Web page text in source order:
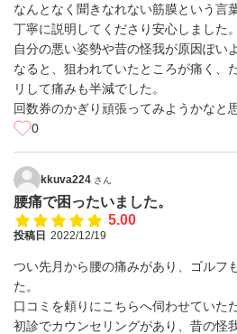
なんとなく聞きなれない筋膜という言
丁寧に説明してくださり安心しました。
自分の悪い姿勢や昔の怪我が原因ぽい
なると、狙われていたところが痛く、
リして痛みも半減でした。
回数券のかぎり頑張ってみようかなと
0
kkuva224 さん
腰痛で困ったいました。
5.00
投稿日 2022/12/19
つい先月から腰の痛みがあり、ゴルフ
た。
口コミを頼りにこちらへ伺わせていた
初診でカウンセリングがあり、昔の怪